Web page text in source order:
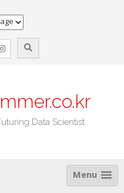
Data Scientist
Menu